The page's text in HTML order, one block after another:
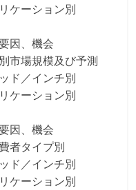
ケーション別
因、機会
市場規模及び予測
ド／インチ別
ケーション別
因、機会
者タイプ別
ド／インチ別
ケーション別